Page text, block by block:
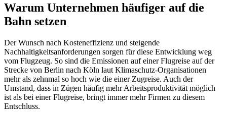
Warum Unternehmen häufiger auf die
Bahn setzen
Der Wunsch nach Kosteneffizienz und steigende
Nachhaltigkeitsanforderungen sorgen für diese Entwicklung weg
vom Flugzeug. So sind die Emissionen auf einer Flugreise auf der
Strecke von Berlin nach Köln laut Klimaschutz-Organisationen
mehr als zehnmal so hoch wie die einer Zugreise. Auch der
Umstand, dass in Zügen häufig mehr Arbeitsproduktivität möglich
ist als bei einer Flugreise, bringt immer mehr Firmen zu diesem
Entschluss.